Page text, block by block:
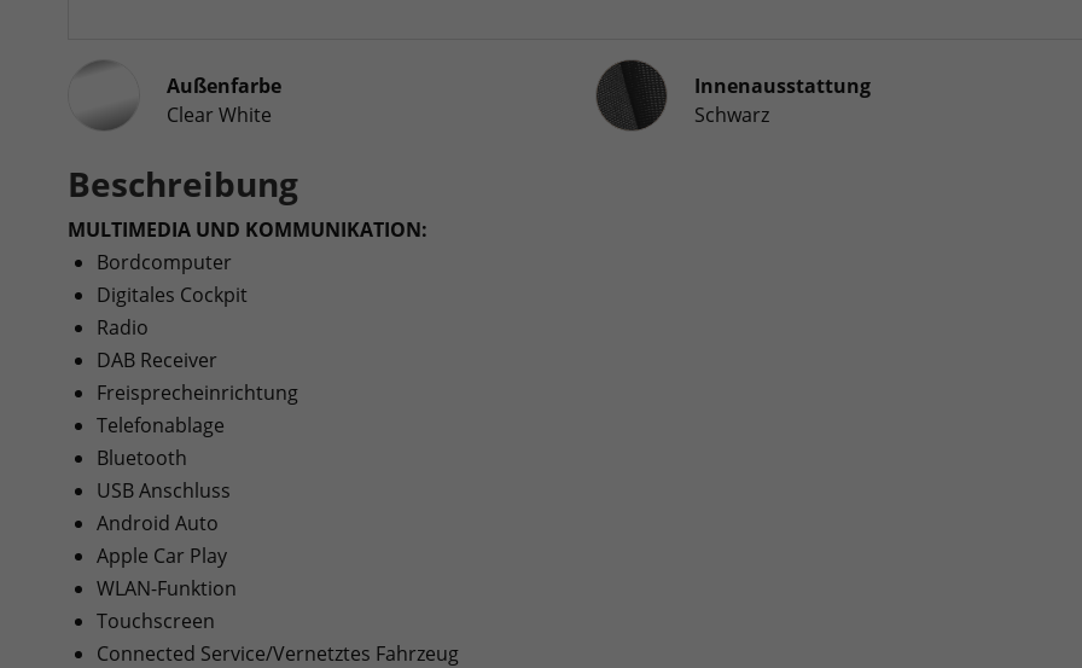
Außenfarbe
Clear White
InnenausstattungInnenausstattung
Schwarz
Beschreibung
MULTIMEDIA UND KOMMUNIKATION:
Bordcomputer
Digitales Cockpit
Radio
DAB Receiver
Freisprecheinrichtung
Telefonablage
Bluetooth
USB Anschluss
Android Auto
Apple Car Play
WLAN-Funktion
Touchscreen
Connected Service/Vernetztes Fahrzeug